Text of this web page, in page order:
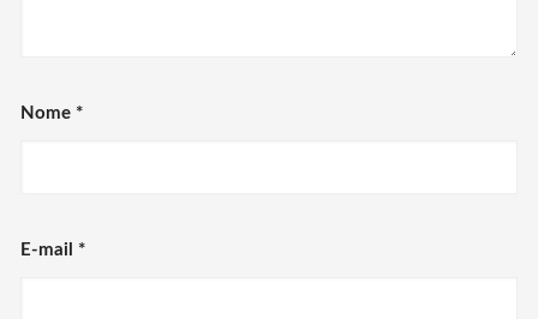
Nome *
E-mail *